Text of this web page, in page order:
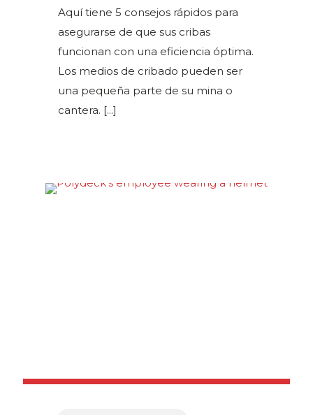
Aquí tiene 5 consejos rápidos para
asegurarse de que sus cribas
funcionan con una eficiencia óptima.
Los medios de cribado pueden ser
una pequeña parte de su mina o
cantera. [...]